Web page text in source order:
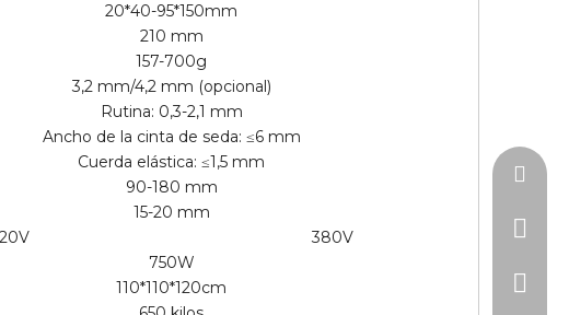
20*40-95*150mm
210 mm
157-700g
3,2 mm/4,2 mm (opcional)
Rutina: 0,3-2,1 mm
Ancho de la cinta de seda: ≤6 mm
Cuerda elástica: ≤1,5 ​​mm
90-180 mm
15-20 mm
380V
750W
110*110*120cm